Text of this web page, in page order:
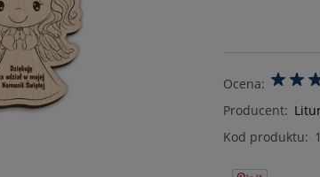
Ocena:
Producent:
Kod produktu: